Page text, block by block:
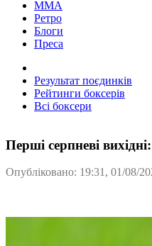
ММА
Ретро
Блоги
Преса
Результат поєдинків
Рейтинги боксерів
Всі боксери
Перші серпневі
Опубліковано: 19:31, 01/08/